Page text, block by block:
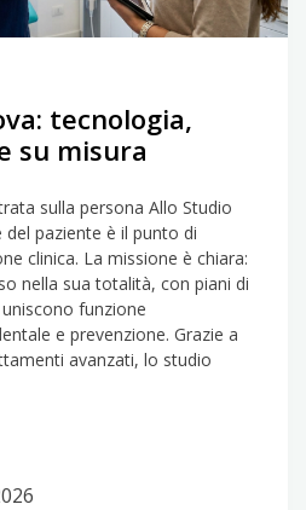
tecnologia,
su misura
sulla persona Allo Studio
paziente è il punto di
clinica. La missione è chiara:
nella sua totalità, con piani di
funzione
e prevenzione. Grazie a
avanzati, lo studio